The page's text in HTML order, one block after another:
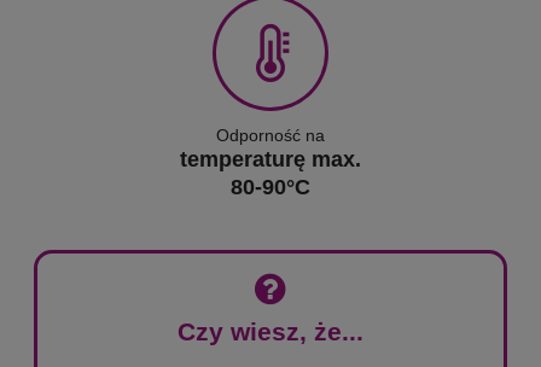
Odporność na
temperaturę max.
80-90°C
Czy wiesz, że...